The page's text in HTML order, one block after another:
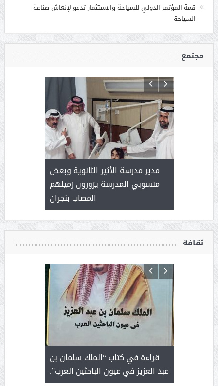
قمة المؤتمر الدولي للسياحة والاستثمار تدعو لإنعاش صناعة
السياحة
مجتمع
( محمد
مدير مدرسة الأثير الثانوية وبعض
منسوبي المدرسة يزورون زميلهم
المصاب بنجران
) .. ميراث
ثقافة
قراءة في كتاب “الملك سلمان بن
عبد العزيز في عيون الباحثين العرب”.